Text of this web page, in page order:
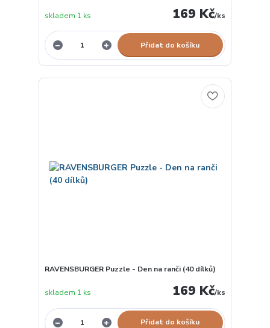
169 Kč/ks
skladem 1 ks
Přidat do košíku
RAVENSBURGER Puzzle - Den na ranči (40 dílků)
169 Kč/ks
skladem 1 ks
Přidat do košíku